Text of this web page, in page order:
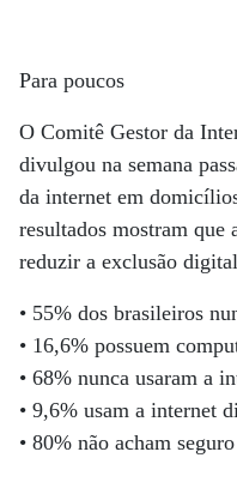
Para poucos
O Comitê Gestor da
divulgou na semana
da internet em
resultados mostram que
reduzir a exclusão
• 55% dos brasileiros
• 16,6% possuem
• 68% nunca usaram a
• 9,6% usam a internet
• 80% não acham